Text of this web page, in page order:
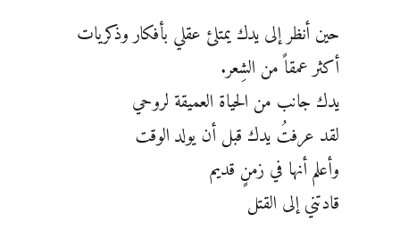
حين أنظر إلى يدك يمتلئ عقلي بأفكار وذكريات
أكثر عمقاً من الشِعر.
يدك جانب من الحياة العميقة لروحي
لقد عرفتُ يدك قبل أن يولد الوقت
وأعلم أنها في زمنٍ قديم
قادتني إلى القتل